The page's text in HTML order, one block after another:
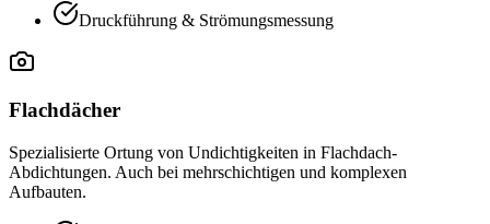
Druckführung & Strömungsmessung
Flachdächer
Spezialisierte Ortung von Undichtigkeiten in Flachdach-
Abdichtungen. Auch bei mehrschichtigen und komplexen
Aufbauten.